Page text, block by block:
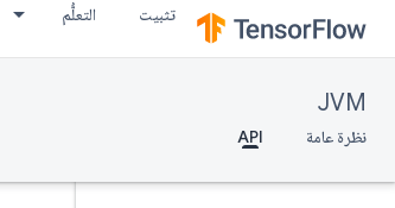
تثبيت التعلُّم
JVM
نظرة عامة API
Concat
Constant
Copy
CountUpTo